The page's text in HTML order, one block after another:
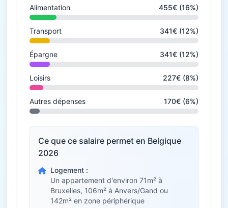
Alimentation 455€ (16%)
Transport 341€ (12%)
Épargne 341€ (12%)
Loisirs 227€ (8%)
Autres dépenses 170€ (6%)
Ce que ce salaire permet en Belgique
2026
Logement :
Un appartement d'environ 71m² à
Bruxelles, 106m² à Anvers/Gand ou
142m² en zone périphérique